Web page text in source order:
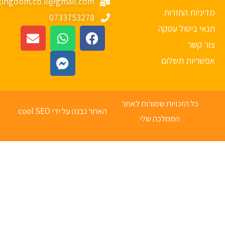
החזרות
ביטול עסקה
קשר
תשלום
0733753278
כל הזכויות שמורות לאתר
הממלכה שלי
האתר נבנה על ידי cool SEO